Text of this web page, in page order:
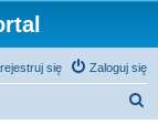
Zaloguj się
się